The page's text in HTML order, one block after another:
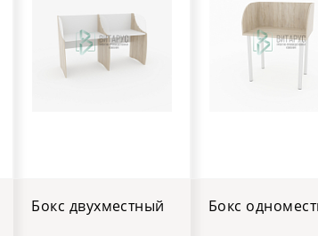
Бокс двухместный Бокс